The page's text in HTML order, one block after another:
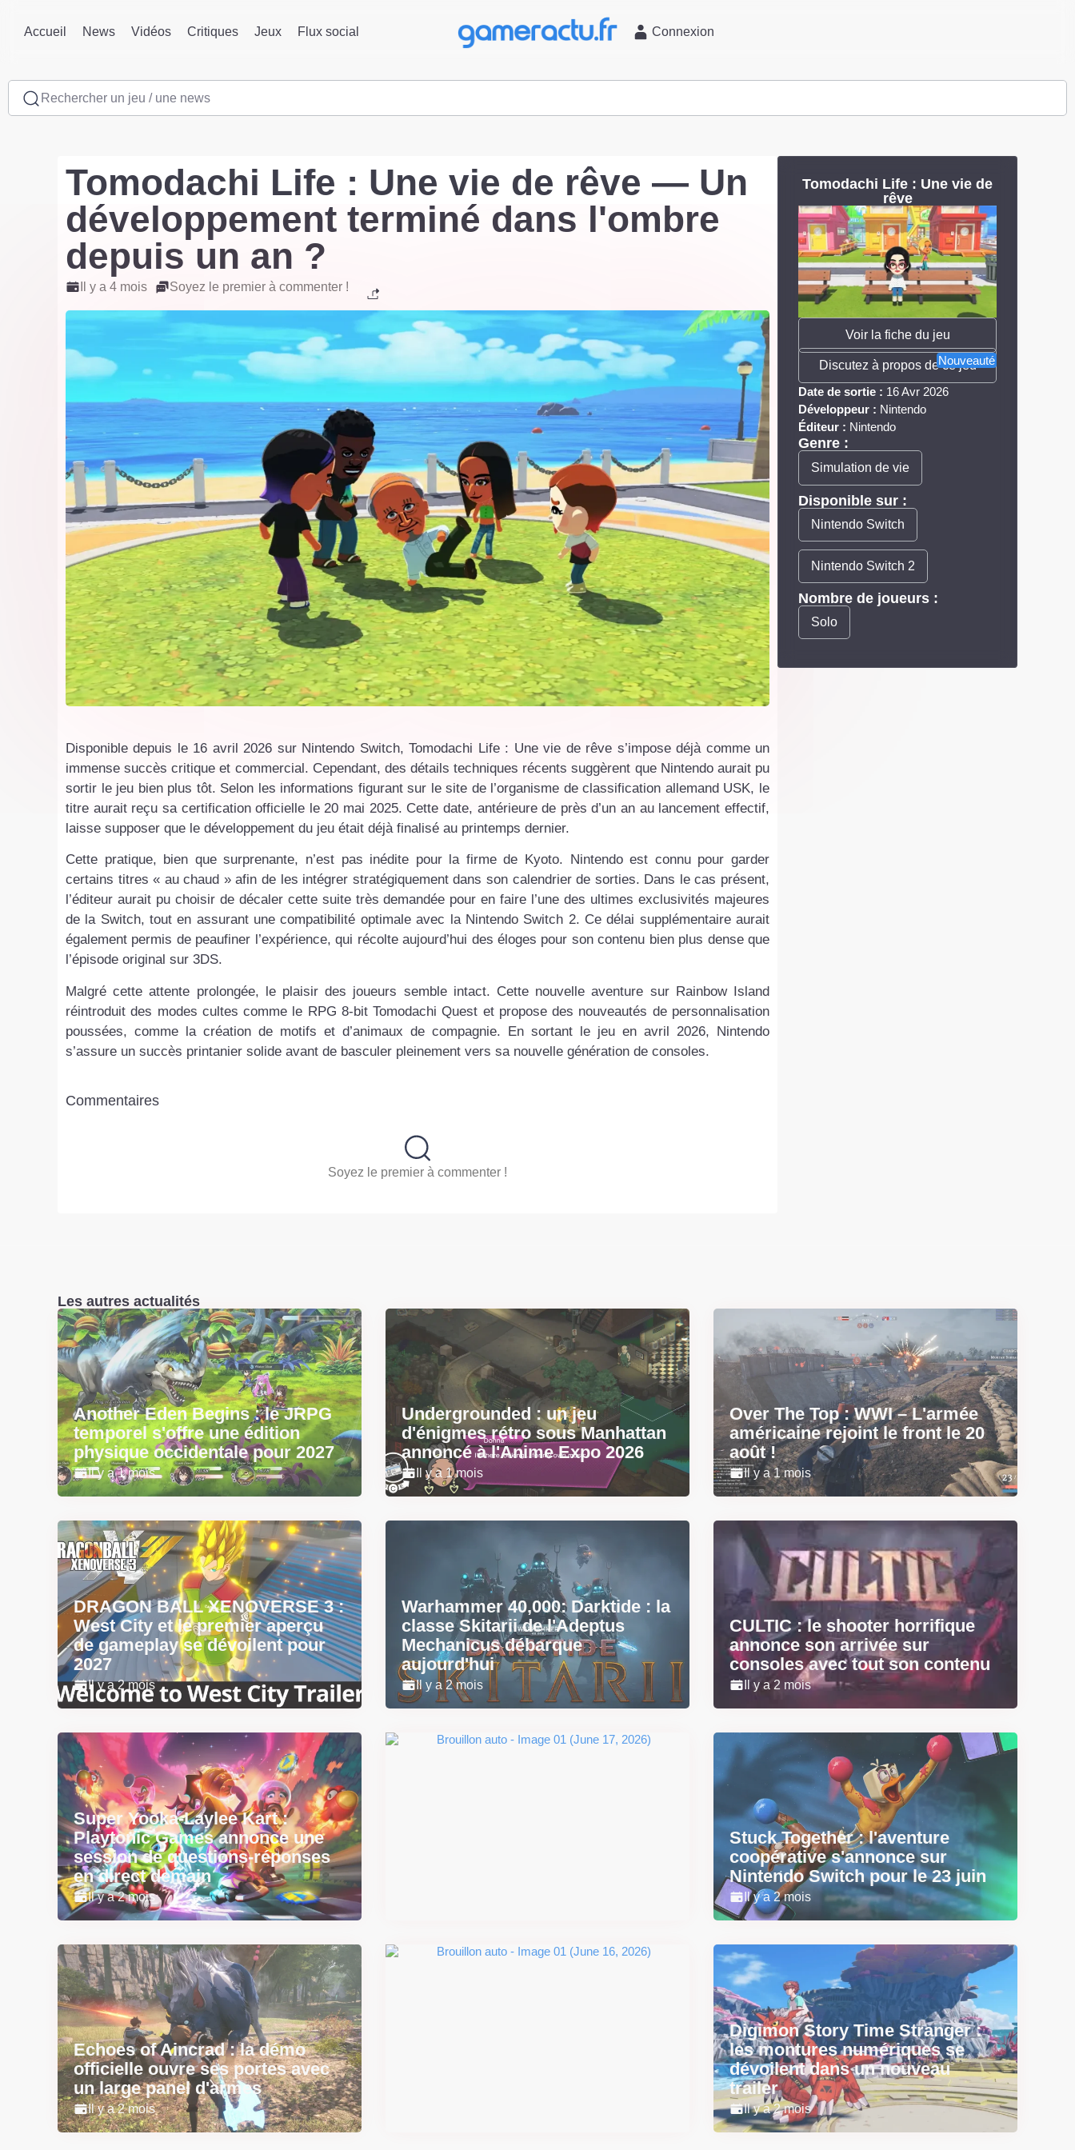
Accueil News Vidéos Critiques Jeux Flux social Connexion
Rechercher un jeu / une news
Tomodachi Life : Une vie de rêve — Un
développement terminé dans l'ombre
depuis un an ?
Il y a 4 mois Soyez le premier à commenter !
Disponible depuis le 16 avril 2026 sur Nintendo Switch, Tomodachi Life : Une vie de rêve s’impose déjà comme un
immense succès critique et commercial. Cependant, des détails techniques récents suggèrent que Nintendo aurait pu
sortir le jeu bien plus tôt. Selon les informations figurant sur le site de l’organisme de classification allemand USK, le
titre aurait reçu sa certification officielle le 20 mai 2025. Cette date, antérieure de près d’un an au lancement effectif,
laisse supposer que le développement du jeu était déjà finalisé au printemps dernier.
Cette pratique, bien que surprenante, n’est pas inédite pour la firme de Kyoto. Nintendo est connu pour garder
certains titres « au chaud » afin de les intégrer stratégiquement dans son calendrier de sorties. Dans le cas présent,
l’éditeur aurait pu choisir de décaler cette suite très demandée pour en faire l’une des ultimes exclusivités majeures
de la Switch, tout en assurant une compatibilité optimale avec la Nintendo Switch 2. Ce délai supplémentaire aurait
également permis de peaufiner l’expérience, qui récolte aujourd’hui des éloges pour son contenu bien plus dense que
l’épisode original sur 3DS.
Malgré cette attente prolongée, le plaisir des joueurs semble intact. Cette nouvelle aventure sur Rainbow Island
réintroduit des modes cultes comme le RPG 8-bit Tomodachi Quest et propose des nouveautés de personnalisation
poussées, comme la création de motifs et d’animaux de compagnie. En sortant le jeu en avril 2026, Nintendo
s’assure un succès printanier solide avant de basculer pleinement vers sa nouvelle génération de consoles.
Commentaires
Soyez le premier à commenter !
Tomodachi Life : Une vie de
rêve
Voir la fiche du jeu
Nouveauté
Discutez à propos de ce jeu
Date de sortie : 16 Avr 2026
Développeur : Nintendo
Éditeur : Nintendo
Genre :
Simulation de vie
Disponible sur :
Nintendo Switch
Nintendo Switch 2
Nombre de joueurs :
Solo
Les autres actualités
Another Eden Begins : le JRPG
temporel s'offre une édition
physique occidentale pour 2027
Il y a 1 mois
Undergrounded : un jeu
d'énigmes rétro sous Manhattan
annoncé à l'Anime Expo 2026
Il y a 1 mois
Over The Top : WWI – L'armée
américaine rejoint le front le 20
août !
Il y a 1 mois
DRAGON BALL XENOVERSE 3 :
West City et le premier aperçu
de gameplay se dévoilent pour
2027
Il y a 2 mois
Warhammer 40,000: Darktide : la
classe Skitarii de l'Adeptus
Mechanicus débarque
aujourd'hui
Il y a 2 mois
CULTIC : le shooter horrifique
annonce son arrivée sur
consoles avec tout son contenu
Il y a 2 mois
Super Yooka-Laylee Kart :
Playtonic Games annonce une
session de questions-réponses
en direct demain
Il y a 2 mois
Stuck Together : l'aventure
coopérative s'annonce sur
Nintendo Switch pour le 23 juin
Il y a 2 mois
Echoes of Aincrad : la démo
officielle ouvre ses portes avec
un large panel d'armes
Il y a 2 mois
Digimon Story Time Stranger :
les montures numériques se
dévoilent dans un nouveau
trailer
Il y a 2 mois